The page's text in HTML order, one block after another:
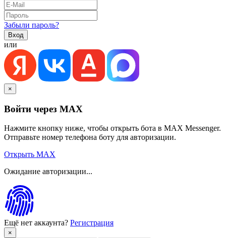
Забыли пароль?
или
×
Войти через MAX
Нажмите кнопку ниже, чтобы открыть бота в MAX Messenger.
Отправьте номер телефона боту для авторизации.
Открыть MAX
Ожидание авторизации...
Ещё нет аккаунта? Регистрация
×